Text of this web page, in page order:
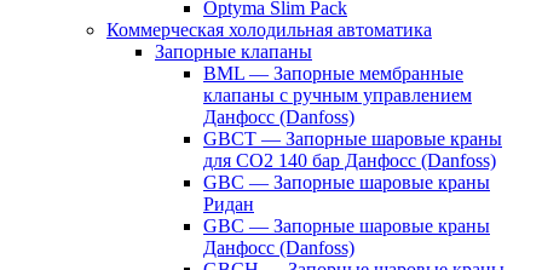
Optyma Slim Pack
Коммерческая холодильная автоматика
Запорные клапаны
BML — Запорные мембранные
клапаны с ручным управлением
Данфосс (Danfoss)
GBCT — Запорные шаровые краны
для CO2 140 бар Данфосс (Danfoss)
GBC — Запорные шаровые краны
Ридан
GBC — Запорные шаровые краны
Данфосс (Danfoss)